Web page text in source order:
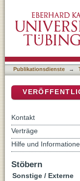
2,2)
Publikationsdienste →
Kontakt
Verträge
Hilfe und
Stöbern
Sonstige / Externe